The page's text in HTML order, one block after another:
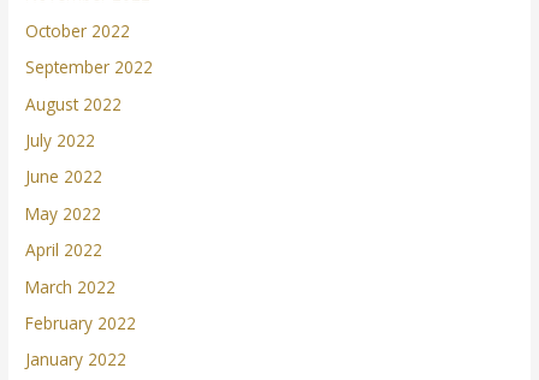
October 2022
September 2022
August 2022
July 2022
June 2022
May 2022
April 2022
March 2022
February 2022
January 2022